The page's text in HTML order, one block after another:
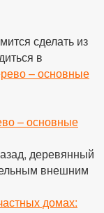
сделать из
в
– основные
деревянный
внешним